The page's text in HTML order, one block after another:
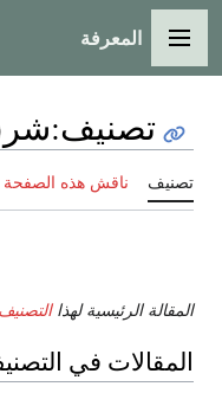
القائمة الرئيسية
المعرفة
تصنيف:
تصنيف ناقش هذه الصفحة
المقالة الرئيسية لهذاالتصنيف
المقالات في